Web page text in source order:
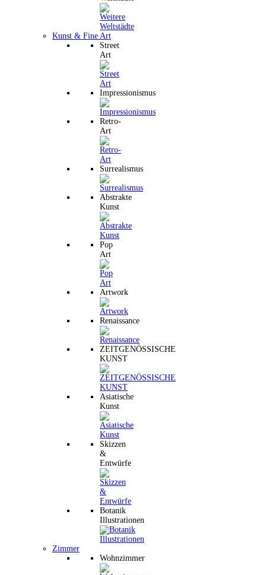
Kunst & Fine Art
Street
Art
Impressionismus
Retro-
Art
Surrealismus
Abstrakte
Kunst
Pop
Art
Artwork
Renaissance
ZEITGENÖSSISCHE
KUNST
Asiatische
Kunst
Skizzen
&
Entwürfe
Botanik
Illustrationen
Zimmer
Wohnzimmer